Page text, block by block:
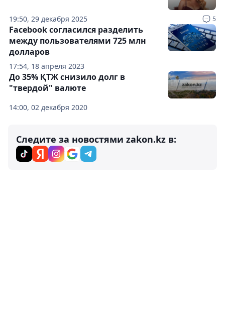
19:50, 29 декабря 2025 5
17:54, 18 апреля 2023
Facebook согласился разделить
между пользователями 725 млн
долларов
14:00, 02 декабря 2020
До 35% ҚТЖ снизило долг в
"твердой" валюте
Следите за новостями zakon.kz в: